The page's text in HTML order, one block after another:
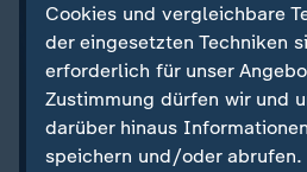
Cookies und vergleichbare
der eingesetzten Techniken
erforderlich für unser
Zustimmung dürfen wir und
darüber hinaus
speichern und/oder